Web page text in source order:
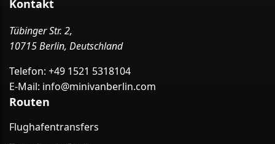
Kontakt
Tübinger Str. 2,
10715 Berlin, Deutschland
Telefon: +49 1521 5318104
E-Mail: info@minivanberlin.com
Routen
Flughafentransfers